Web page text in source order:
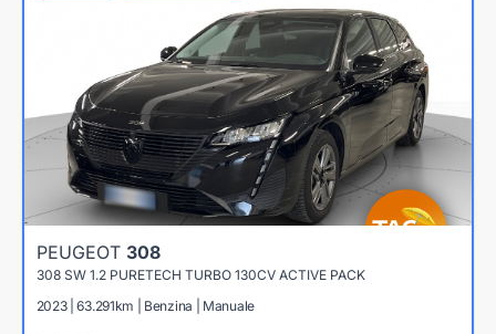
PEUGEOT 308
308 SW 1.2 PURETECH TURBO 130CV ACTIVE PACK
2023 | 63.291km | Benzina | Manuale